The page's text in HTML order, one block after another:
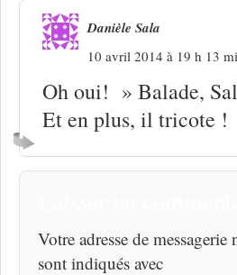
Danièle Sala
10 avril 2014 à 19 h 13
Oh oui! » Balade,
Et en plus, il tricote !
Votre adresse de
sont indiqués avec